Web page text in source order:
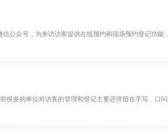
公众号，为来访访客提供在线预约和现场预约登记功能
多的单位对访客的管理和登记主要还停留在手写、口